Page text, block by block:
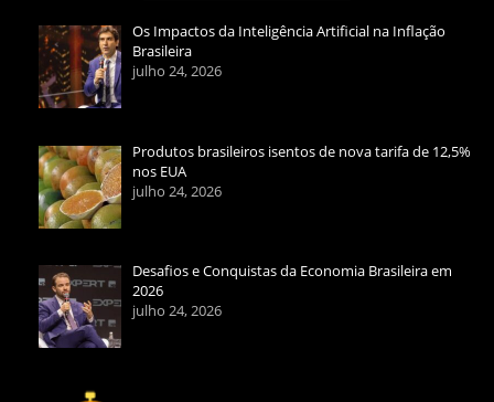
Os Impactos da Inteligência Artificial na Inflação
Brasileira
julho 24, 2026
Produtos brasileiros isentos de nova tarifa de 12,5%
nos EUA
julho 24, 2026
Desafios e Conquistas da Economia Brasileira em
2026
julho 24, 2026